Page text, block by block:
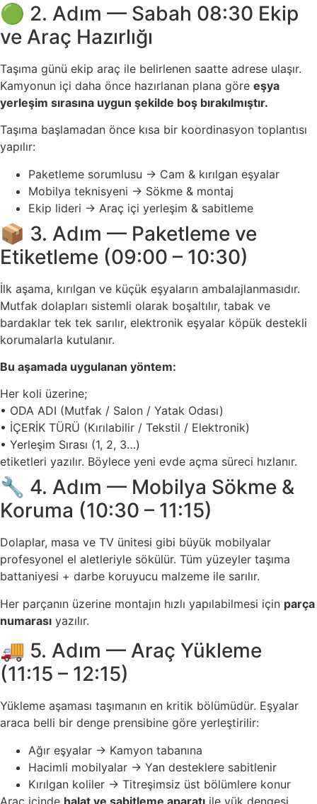
🟢 2. Adım — Sabah 08:30 Ekip
ve Araç Hazırlığı
Taşıma günü ekip araç ile belirlenen saatte adrese ulaşır.
Kamyonun içi daha önce hazırlanan plana göre eşya
yerleşim sırasına uygun şekilde boş bırakılmıştır.
Taşıma başlamadan önce kısa bir koordinasyon toplantısı
yapılır:
Paketleme sorumlusu → Cam & kırılgan eşyalar
Mobilya teknisyeni → Sökme & montaj
Ekip lideri → Araç içi yerleşim & sabitleme
📦 3. Adım — Paketleme ve
Etiketleme (09:00 – 10:30)
İlk aşama, kırılgan ve küçük eşyaların ambalajlanmasıdır.
Mutfak dolapları sistemli olarak boşaltılır, tabak ve
bardaklar tek tek sarılır, elektronik eşyalar köpük destekli
korumalarla kutulanır.
Bu aşamada uygulanan yöntem:
Her koli üzerine;
• ODA ADI (Mutfak / Salon / Yatak Odası)
• İÇERİK TÜRÜ (Kırılabilir / Tekstil / Elektronik)
• Yerleşim Sırası (1, 2, 3…)
etiketleri yazılır. Böylece yeni evde açma süreci hızlanır.
🔧 4. Adım — Mobilya Sökme &
Koruma (10:30 – 11:15)
Dolaplar, masa ve TV ünitesi gibi büyük mobilyalar
profesyonel el aletleriyle sökülür. Tüm yüzeyler taşıma
battaniyesi + darbe koruyucu malzeme ile sarılır.
Her parçanın üzerine montajın hızlı yapılabilmesi için parça
numarası yazılır.
🚚 5. Adım — Araç Yükleme
(11:15 – 12:15)
Yükleme aşaması taşımanın en kritik bölümüdür. Eşyalar
araca belli bir denge prensibine göre yerleştirilir:
Ağır eşyalar → Kamyon tabanına
Hacimli mobilyalar → Yan desteklere sabitlenir
Kırılgan koliler → Titreşimsiz üst bölümlere konur
Araç içinde halat ve sabitleme aparatı ile yük dengesi